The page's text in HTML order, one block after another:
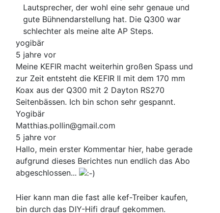
Lautsprecher, der wohl eine sehr genaue und
gute Bühnendarstellung hat. Die Q300 war
schlechter als meine alte AP Steps.
yogibär
5 jahre vor
Meine KEFIR macht weiterhin großen Spass und
zur Zeit entsteht die KEFIR II mit dem 170 mm
Koax aus der Q300 mit 2 Dayton RS270
Seitenbässen. Ich bin schon sehr gespannt.
Yogibär
Matthias.pollin@gmail.com
5 jahre vor
Hallo, mein erster Kommentar hier, habe gerade
aufgrund dieses Berichtes nun endlich das Abo
abgeschlossen...
Hier kann man die fast alle kef-Treiber kaufen,
bin durch das DIY-Hifi drauf gekommen.